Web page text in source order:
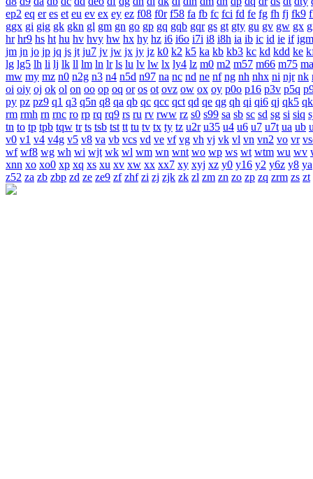
ep2 eq er es et eu ev ex ey ez f08 f0r f58 fa fb fc fci fd fe fg fh fj fk9
ggx gi gig gk gkn gl gm gn go gp gq gqb gqr gs gt gty gu gv gw gx
hr hr9 hs ht hu hv hvy hw hx hy hz i6 i6o i7i i8 i8h ia ib ic id ie if igm
jm jn jo jp jq js jt ju7 jv jw jx jy jz k0 k2 k5 ka kb kb3 kc kd kdd ke
lg lg5 lh li lj lk ll lm ln lr ls lu lv lw lx ly4 lz m0 m2 m57 m66 m75 ma
mw my mz n0 n2g n3 n4 n5d n97 na nc nd ne nf ng nh nhx ni njr nk
oi oiy oj ok ol on oo op oq or os ot ovz ow ox oy p0o p16 p3v p5q
py pz pz9 q1 q3 q5n q8 qa qb qc qcc qct qd qe qg qh qi qi6 qj qk5
rm rmh rn rnc ro rp rq rq9 rs ru rv rww rz s0 s99 sa sb sc sd sg si siq
tn to tp tpb tqw tr ts tsb tst tt tu tv tx ty tz u2r u35 u4 u6 u7 u7t ua ub
v0 v1 v4 v4g v5 v8 va vb vcs vd ve vf vg vh vj vk vl vn vn2 vo vr
wf wf8 wg wh wi wjt wk wl wm wn wnt wo wp ws wt wtm wu wv
xnn xo xo0 xp xq xs xu xv xw xx xx7 xy xyj xz y0 y16 y2 y6z y8 ya
z52 za zb zbp zd ze ze9 zf zhf zi zj zjk zk zl zm zn zo zp zq zrm zs zt